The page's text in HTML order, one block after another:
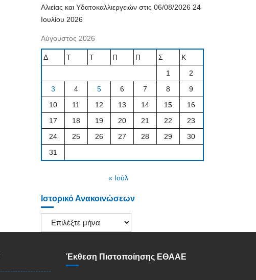
Αλιείας και Υδατοκαλλιεργειών στις 06/08/2026 24
Ιουλίου 2026
Αύγουστος 2026
Δ Τ Τ Π Π Σ
Κ
1
2
3
4 5 6 7 8
9
10
11 12 13 14 15
16
17
18 19 20 21 22
23
24
25 26 27 28 29
30
31
« Ιούλ
Ιστορικό Ανακοινώσεων
Ιστορικό
Ανακοινώσεων
Έκθεση Πιστοποίησης ΕΘΑΑΕ